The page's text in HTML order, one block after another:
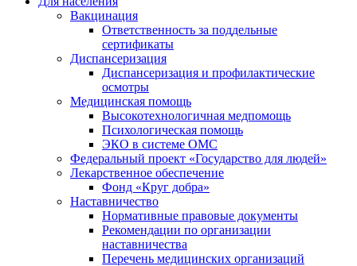
Вакцинация
Ответственность за поддельные
сертификаты
Диспансеризация
Диспансеризация и профилактические
осмотры
Медицинская помощь
Высокотехнологичная медпомощь
Психологическая помощь
ЭКО в системе ОМС
Федеральный проект «Государство для людей»
Лекарственное обеспечение
Фонд «Круг добра»
Наставничество
Нормативные правовые документы
Рекомендации по организации
наставничества
Перечень медицинских организаций